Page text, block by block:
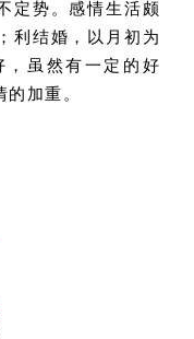
定势。感情生活颇
利结婚，以月初为
，虽然有一定的好
加重。